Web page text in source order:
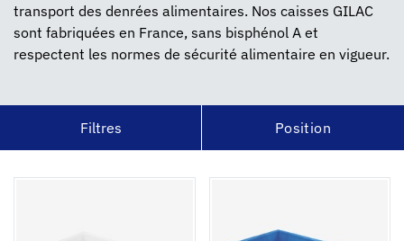
transport des denrées alimentaires. Nos caisses GILAC
sont fabriquées en France, sans bisphénol A et
respectent les normes de sécurité alimentaire en vigueur.
Filtres Position